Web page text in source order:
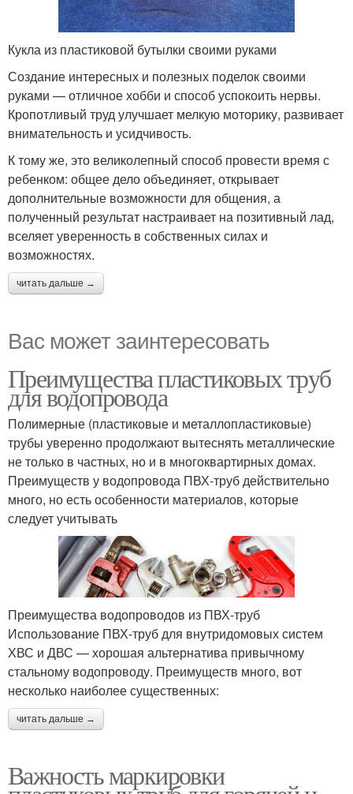
Кукла из пластиковой бутылки своими руками
Создание интересных и полезных поделок своими
руками — отличное хобби и способ успокоить нервы.
Кропотливый труд улучшает мелкую моторику, развивает
внимательность и усидчивость.
К тому же, это великолепный способ провести время с
ребенком: общее дело объединяет, открывает
дополнительные возможности для общения, а
полученный результат настраивает на позитивный лад,
вселяет уверенность в собственных силах и
возможностях.
читать дальше →
Вас может заинтересовать
Преимущества пластиковых труб
для водопровода
Полимерные (пластиковые и металлопластиковые)
трубы уверенно продолжают вытеснять металлические
не только в частных, но и в многоквартирных домах.
Преимуществ у водопровода ПВХ-труб действительно
много, но есть особенности материалов, которые
следует учитывать
Преимущества водопроводов из ПВХ-труб
Использование ПВХ-труб для внутридомовых систем
ХВС и ДВС — хорошая альтернатива привычному
стальному водопроводу. Преимуществ много, вот
несколько наиболее существенных:
читать дальше →
Важность маркировки